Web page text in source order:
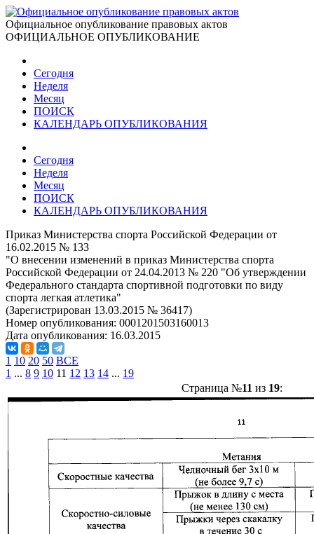
Официальное опубликование правовых актов
ОФИЦИАЛЬНОЕ ОПУБЛИКОВАНИЕ
Сегодня
Неделя
Месяц
ПОИСК
КАЛЕНДАРЬ ОПУБЛИКОВАНИЯ
Сегодня
Неделя
Месяц
ПОИСК
КАЛЕНДАРЬ ОПУБЛИКОВАНИЯ
Приказ Министерства спорта Российской Федерации от
16.02.2015 № 133
"О внесении изменений в приказ Министерства спорта
Российской Федерации от 24.04.2013 № 220 "Об утверждении
Федерального стандарта спортивной подготовки по виду
спорта легкая атлетика"
(Зарегистрирован 13.03.2015 № 36417)
Номер опубликования: 0001201503160013
Дата опубликования: 16.03.2015
1 10 20 50 ВСЕ
1 ... 8 9 10 11 12 13 14 ... 19
Страница №11 из 19: